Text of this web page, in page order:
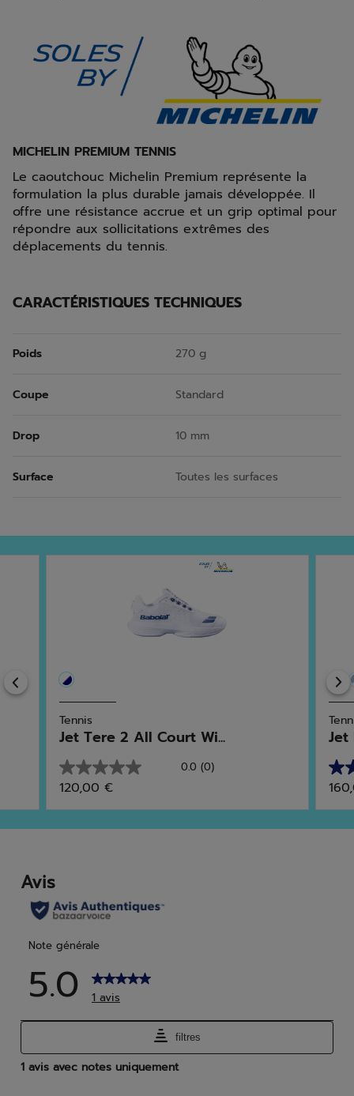
MICHELIN PREMIUM TENNIS
Le caoutchouc Michelin Premium représente la
formulation la plus durable jamais développée. Il
offre une résistance accrue et un grip optimal pour
répondre aux sollicitations extrêmes des
déplacements du tennis.
CARACTÉRISTIQUES TECHNIQUES
Poids 270 g
Coupe Standard
Drop 10 mm
Surface Toutes les surfaces
Previous
Tennis
Jet Tere 2 All Court Wi...
0.0 (0)
0.0
sur
5
étoiles.
120,00 €
Jet
4.6
sur
5